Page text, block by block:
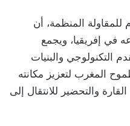
للمقاولة المنظمة، أن
في إفريقيا، ويجمع
التكنولوجي والبنيات
المغرب لتعزيز مكانته
والتحضير للانتقال إلى